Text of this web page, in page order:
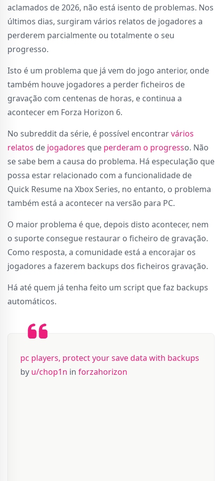
aclamados de 2026, não está isento de problemas. Nos
últimos dias, surgiram vários relatos de jogadores a
perderem parcialmente ou totalmente o seu
progresso.
Isto é um problema que já vem do jogo anterior, onde
também houve jogadores a perder ficheiros de
gravação com centenas de horas, e continua a
acontecer em Forza Horizon 6.
No subreddit da série, é possível encontrarvários
relatos de jogadores que perderam o progresso. Não
se sabe bem a causa do problema. Há especulação que
possa estar relacionado com a funcionalidade de
Quick Resume na Xbox Series, no entanto, o problema
também está a acontecer na versão para PC.
O maior problema é que, depois disto acontecer, nem
o suporte consegue restaurar o ficheiro de gravação.
Como resposta, a comunidade está a encorajar os
jogadores a fazerem backups dos ficheiros gravação.
Há até quem já tenha feito um script que faz backups
automáticos.
pc players, protect your save data with backups
by u/chop1n in forzahorizon